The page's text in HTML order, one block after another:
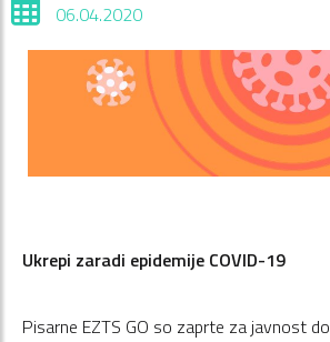
06.04.2020
Ukrepi zaradi epidemije COVID-19
Pisarne EZTS GO so zaprte za javnost do